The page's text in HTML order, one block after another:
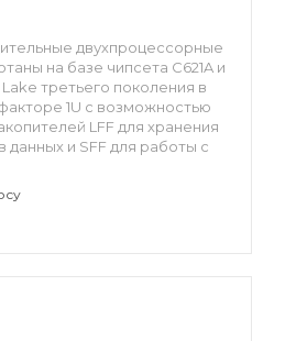
двухпроцессорные
на базе чипсета С621A и
третьего поколения в
1U с возможностью
LFF для хранения
и SFF для работы с